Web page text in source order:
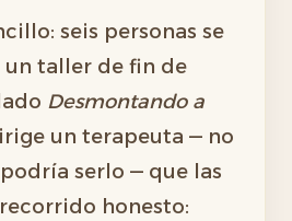
seis personas se
un taller de fin de
Desmontando a
un terapeuta — no
serlo — que las
recorrido honesto: